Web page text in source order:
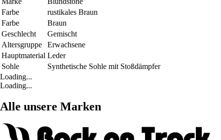
Farbe
rustikales Braun
Farbe
Braun
Geschlecht
Gemischt
Altersgruppe
Erwachsene
Hauptmaterial Leder
Sohle
Synthetische Sohle mit Stoßdämpfer
Loading...
Loading...
Alle unsere Marken